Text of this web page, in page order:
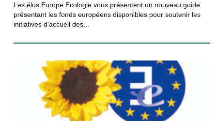
Les élus Europe Ecologie vous présentent un nouveau guide
présentant les fonds européens disponibles pour soutenir les
initiatives d'accueil des...